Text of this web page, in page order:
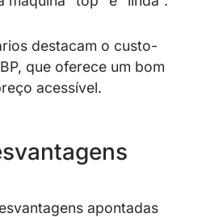
destacam o custo-
que oferece um bom
acessível.
apontadas